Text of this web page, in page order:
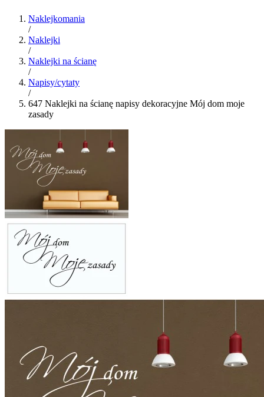
Naklejkomania
/
Naklejki
/
Naklejki na ścianę
/
Napisy/cytaty
/
647 Naklejki na ścianę napisy dekoracyjne Mój dom moje
zasady